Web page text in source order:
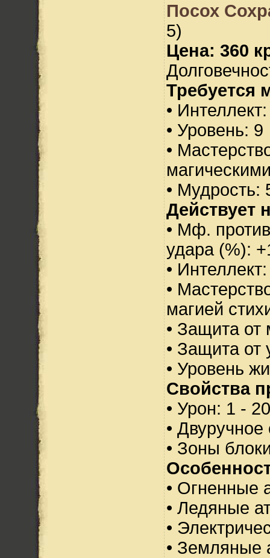
Посох
5)
Цена: 360
Требуется
•
• Уровень: 9
•
• Мудрость:
Действует
• Мф.
удара (%):
•
•
магией
• Защита от
• Защита от
• Уровень
Свойства
• Урон: 1 - 20
•
• Зоны
• Огненные
• Ледяные
•
• Земляные